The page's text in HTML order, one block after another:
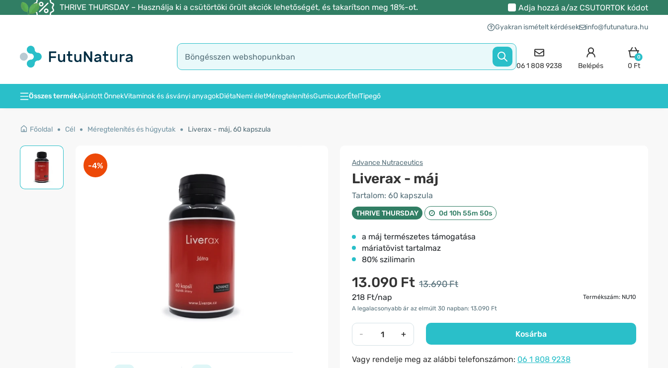
THRIVE THURSDAY – Használja ki a csütörtöki őrült akciók lehetőségét, és takarítson meg 18%-ot. Adja hozzá a/az CSUTORTOKkódot
Gyakran ismételt kérdések info@futunatura.hu
06 1 808 9238 Belépés
0
0 Ft
Összes termékAjánlott ÖnnekVitaminok és ásványi anyagokDiétaNemi életMéregtelenítésGumicukorÉtelTipegő
Főoldal Cél Méregtelenítés és húgyutak Liverax - máj, 60 kapszula
-4% Advance Nutraceutics
Liverax - máj
Tartalom: 60 kapszula
THRIVE THURSDAY 0d 10h 55m 49s
a máj természetes támogatása
máriatövist tartalmaz
80% szilimarin
13.090 Ft 13.690 Ft
218 Ft/nap
Termékszám: NU10
A legalacsonyabb ár az elmúlt 30 napban: 13.090 Ft
- + Kosárba
Vagy rendelje meg az alábbi telefonszámon: 06 1 808 9238